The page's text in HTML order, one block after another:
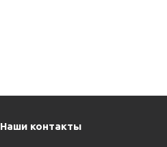
Наши контакты